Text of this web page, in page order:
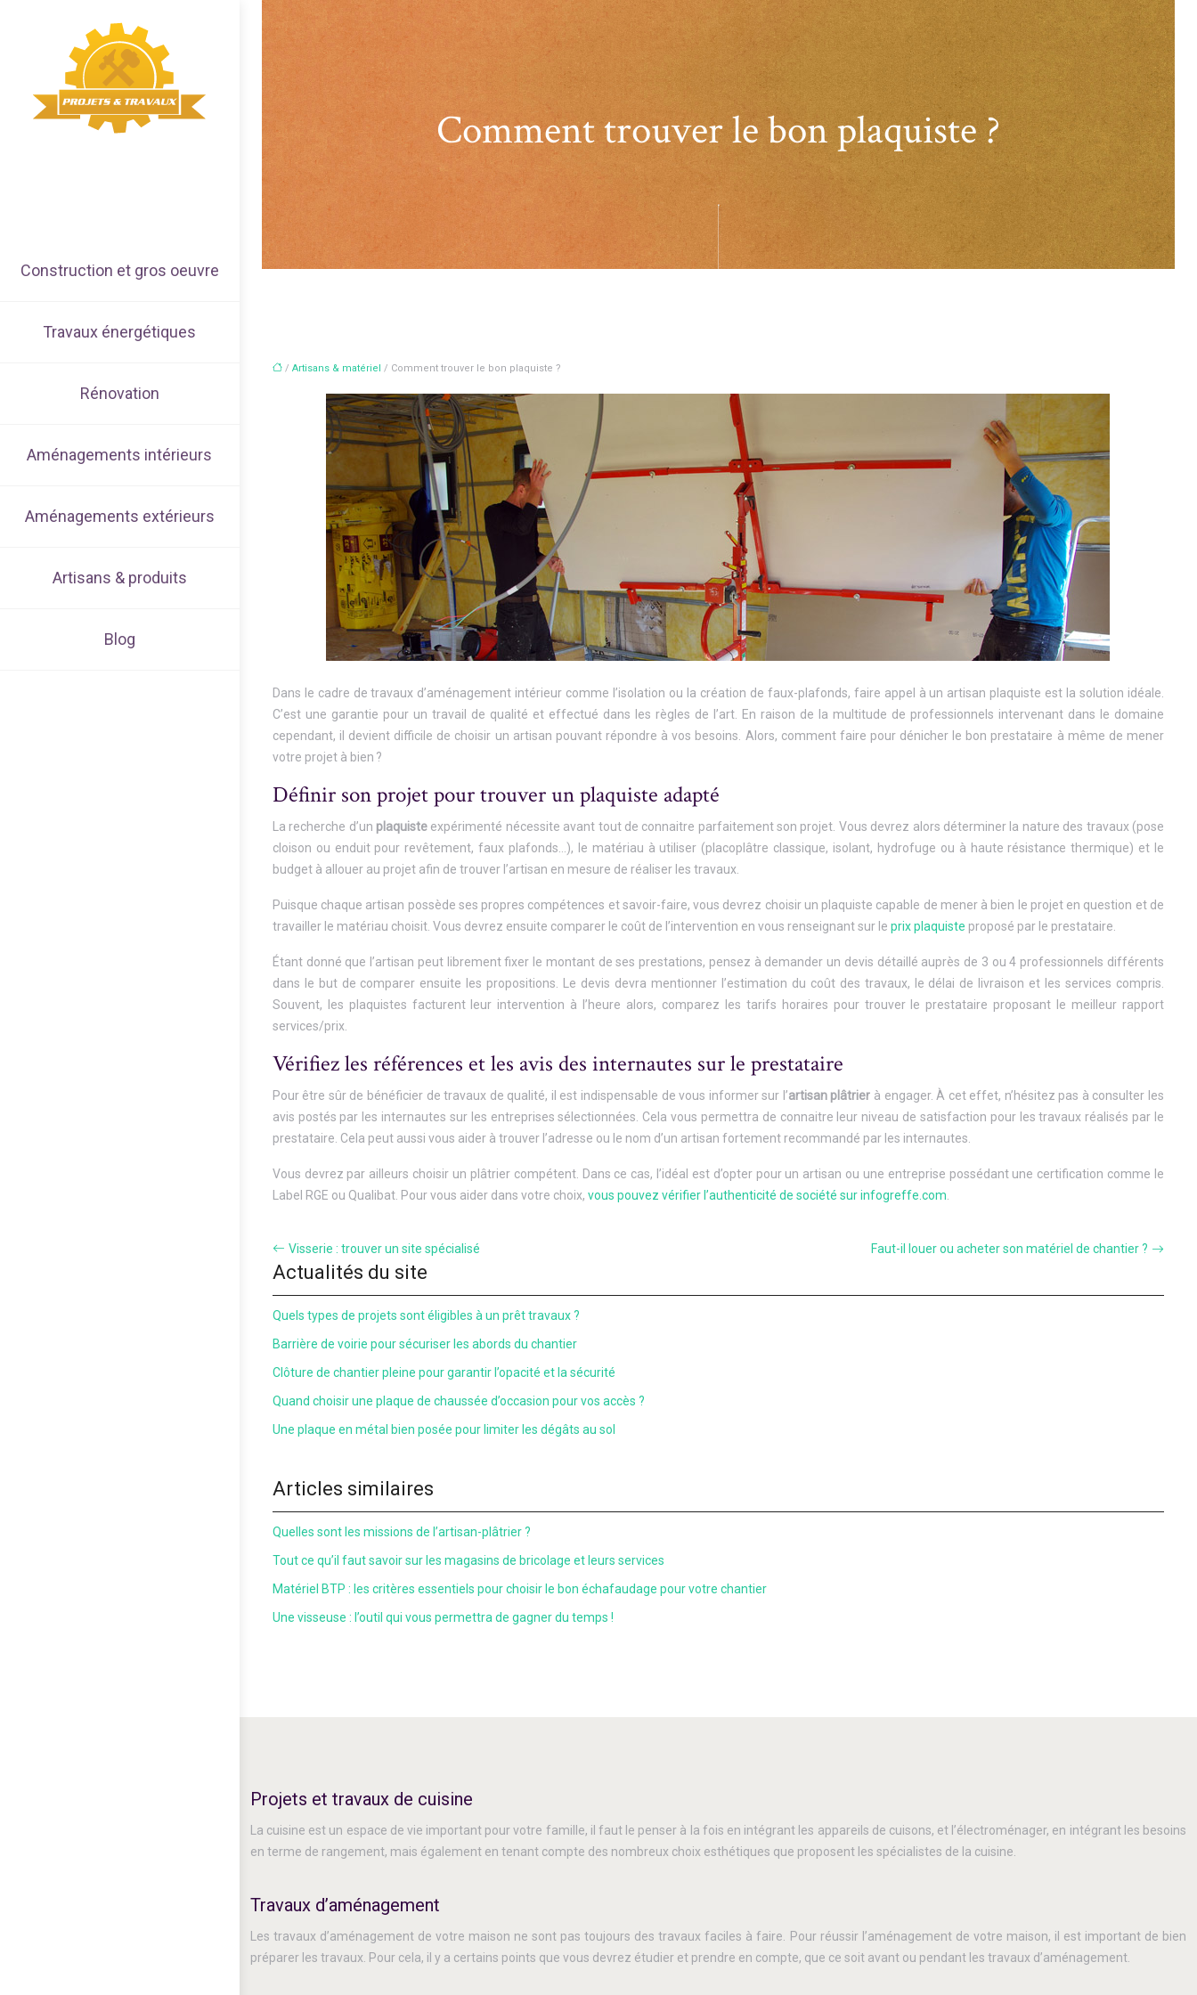
Construction et gros oeuvre
Travaux énergétiques
Rénovation
Aménagements intérieurs
Aménagements extérieurs
Artisans & produits
Blog
Comment trouver le bon plaquiste ?
/ Artisans & matériel / Comment trouver le bon plaquiste ?
Dans le cadre de travaux d’aménagement intérieur comme l’isolation ou la création de faux-plafonds, faire appel à un artisan plaquiste est la solution idéale.
C’est une garantie pour un travail de qualité et effectué dans les règles de l’art. En raison de la multitude de professionnels intervenant dans le domaine
cependant, il devient difficile de choisir un artisan pouvant répondre à vos besoins. Alors, comment faire pour dénicher le bon prestataire à même de mener
votre projet à bien ?
Définir son projet pour trouver un plaquiste adapté
La recherche d’un plaquisteexpérimenté nécessite avant tout de connaitre parfaitement son projet. Vous devrez alors déterminer la nature des travaux (pose
cloison ou enduit pour revêtement, faux plafonds…), le matériau à utiliser (placoplâtre classique, isolant, hydrofuge ou à haute résistance thermique) et le
budget à allouer au projet afin de trouver l’artisan en mesure de réaliser les travaux.
Puisque chaque artisan possède ses propres compétences et savoir-faire, vous devrez choisir un plaquiste capable de mener à bien le projet en question et de
travailler le matériau choisit. Vous devrez ensuite comparer le coût de l’intervention en vous renseignant sur le prix plaquiste proposé par le prestataire.
Étant donné que l’artisan peut librement fixer le montant de ses prestations, pensez à demander un devis détaillé auprès de 3 ou 4 professionnels différents
dans le but de comparer ensuite les propositions. Le devis devra mentionner l’estimation du coût des travaux, le délai de livraison et les services compris.
Souvent, les plaquistes facturent leur intervention à l’heure alors, comparez les tarifs horaires pour trouver le prestataire proposant le meilleur rapport
services/prix.
Vérifiez les références et les avis des internautes sur le prestataire
Pour être sûr de bénéficier de travaux de qualité, il est indispensable de vous informer sur l’artisan plâtrier à engager. À cet effet, n’hésitez pas à consulter les
avis postés par les internautes sur les entreprises sélectionnées. Cela vous permettra de connaitre leur niveau de satisfaction pour les travaux réalisés par le
prestataire. Cela peut aussi vous aider à trouver l’adresse ou le nom d’un artisan fortement recommandé par les internautes.
Vous devrez par ailleurs choisir un plâtrier compétent. Dans ce cas, l’idéal est d’opter pour un artisan ou une entreprise possédant une certification comme le
Label RGE ou Qualibat. Pour vous aider dans votre choix, vous pouvez vérifier l’authenticité de société sur infogreffe.com
Visserie : trouver un site spécialisé Faut-il louer ou acheter son matériel de chantier ?
Actualités du site
Quels types de projets sont éligibles à un prêt travaux ?
Barrière de voirie pour sécuriser les abords du chantier
Clôture de chantier pleine pour garantir l’opacité et la sécurité
Quand choisir une plaque de chaussée d’occasion pour vos accès ?
Une plaque en métal bien posée pour limiter les dégâts au sol
Articles similaires
Quelles sont les missions de l’artisan-plâtrier ?
Tout ce qu’il faut savoir sur les magasins de bricolage et leurs services
Matériel BTP : les critères essentiels pour choisir le bon échafaudage pour votre chantier
Une visseuse : l’outil qui vous permettra de gagner du temps !
Projets et travaux de cuisine
La cuisine est un espace de vie important pour votre famille, il faut le penser à la fois en intégrant les appareils de cuisons, et l’électroménager, en intégrant les besoins
en terme de rangement, mais également en tenant compte des nombreux choix esthétiques que proposent les spécialistes de la cuisine.
Travaux d’aménagement
Les travaux d’aménagement de votre maison ne sont pas toujours des travaux faciles à faire. Pour réussir l’aménagement de votre maison, il est important de bien
préparer les travaux. Pour cela, il y a certains points que vous devrez étudier et prendre en compte, que ce soit avant ou pendant les travaux d’aménagement.